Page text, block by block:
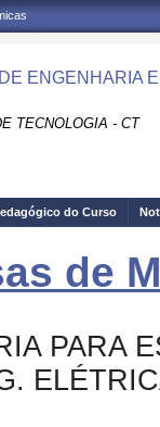
ENGENHARIA
TECNOLOGIA - CT
do Curso
de
PARA